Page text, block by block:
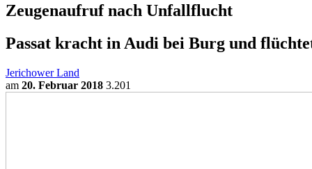
Zeugenaufruf nach Unfallflucht
Passat kracht in Audi bei Burg und
Jerichower Land
am 20. Februar 2018 3.201